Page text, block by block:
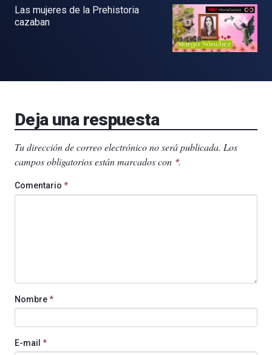
Las mujeres de la Prehistoria
cazaban
Deja una respuesta
Tu dirección de correo electrónico no será publicada. Los
campos obligatorios están marcados con *.
Comentario *
Nombre*
E-mail *